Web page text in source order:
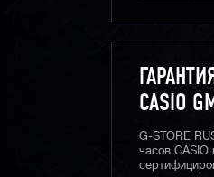
CASIO
G-STORE
часов